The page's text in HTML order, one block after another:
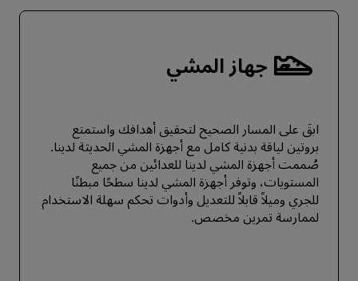
جهاز المشي
ابقَ على المسار الصحيح لتحقيق أهدافك واستمتع
بروتين لياقة بدنية كامل مع أجهزة المشي الحديثة لدينا.
صُممت أجهزة المشي لدينا للعدائين من جميع
المستويات، وتوفر أجهزة المشي لدينا سطحًا مبطنًا
للجري وميلاً قابلاً للتعديل وأدوات تحكم سهلة الاستخدام
لممارسة تمرين مخصص.